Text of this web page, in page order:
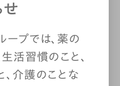
るのが当た
ことで周囲に
」と考え、そ
せ
ープでは、薬の
活習慣のこと、
、介護のことな